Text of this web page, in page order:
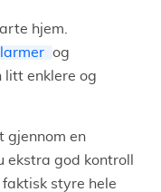
hjem.
og
enklere og
gjennom en
god kontroll
styre hele